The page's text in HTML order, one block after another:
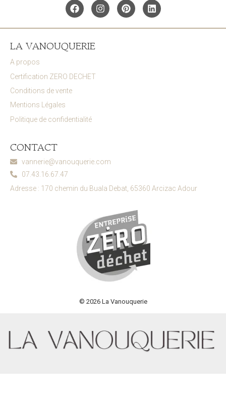
LA VANOUQUERIE
A propos
Certification ZERO DECHET
Conditions de vente
Mentions Légales
Politique de confidentialité
CONTACT
vannerie@vanouquerie.com
07.43.16.67.47
Adresse : 170 chemin du Buala Debat, 65360 Arcizac Adour
© 2026 La Vanouquerie